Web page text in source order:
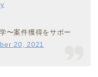
〜案件獲得をサポー
20, 2021